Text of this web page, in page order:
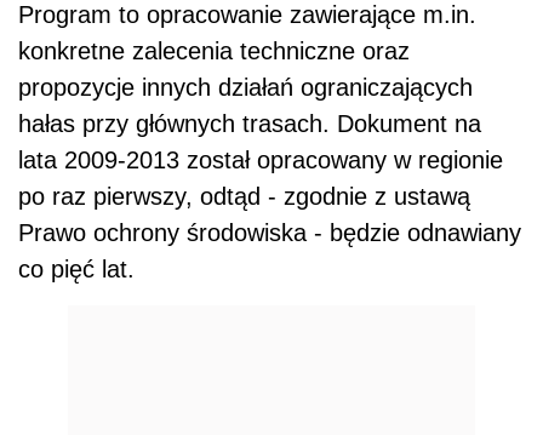
Program to opracowanie zawierające m.in.
konkretne zalecenia techniczne oraz
propozycje innych działań ograniczających
hałas przy głównych trasach. Dokument na
lata 2009-2013 został opracowany w regionie
po raz pierwszy, odtąd - zgodnie z ustawą
Prawo ochrony środowiska - będzie odnawiany
co pięć lat.